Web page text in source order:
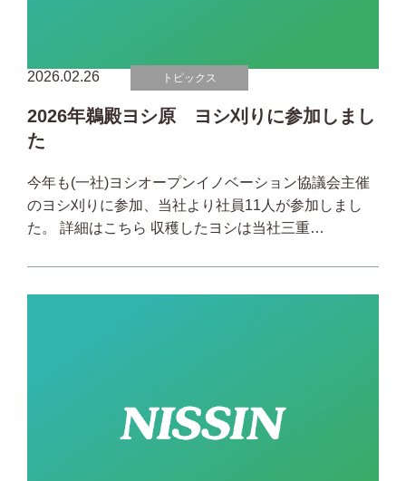
2026.02.26 トピックス
2026年鵜殿ヨシ原 ヨシ刈りに参加しまし
た
今年も(一社)ヨシオープンイノベーション協議会主催
のヨシ刈りに参加、当社より社員11人が参加しまし
た。 詳細はこちら 収穫したヨシは当社三重…